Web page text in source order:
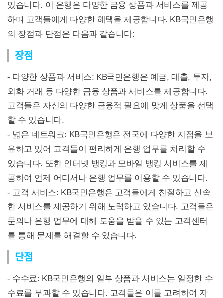
있습니다. 이 은행은 다양한 금융 상품과 서비스를 제공
하며 고객들에게 다양한 혜택을 제공합니다. KB국민은행
의 장점과 단점은 다음과 같습니다:
장점
- 다양한 상품과 서비스: KB국민은행은 예금, 대출, 투자,
외화 거래 등 다양한 금융 상품과 서비스를 제공합니다.
고객들은 자신의 다양한 금융적 필요에 맞게 상품을 선택
할 수 있습니다.
- 넓은 네트워크: KB국민은행은 전국에 다양한 지점을 보
유하고 있어 고객들이 편리하게 은행 업무를 처리할 수
있습니다. 또한 인터넷 뱅킹과 모바일 뱅킹 서비스를 제
공하여 언제 어디서나 은행 업무를 이용할 수 있습니다.
- 고객 서비스: KB국민은행은 고객들에게 친절하고 신속
한 서비스를 제공하기 위해 노력하고 있습니다. 고객들은
문의나 은행 업무에 대해 도움을 받을 수 있는 고객센터
를 통해 문제를 해결할 수 있습니다.
단점
- 수수료: KB국민은행의 일부 상품과 서비스는 일정한 수
수료를 부과할 수 있습니다. 고객들은 이를 고려하여 자